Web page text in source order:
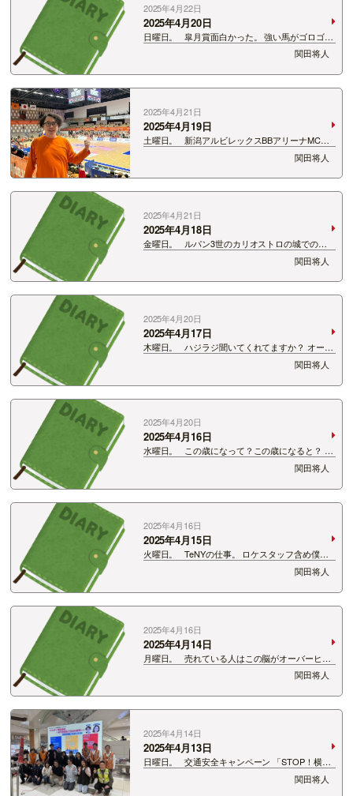
2025年4月22日
2025年4月20日
日曜日。 皐月賞面白かった。 強い馬がゴロゴロ
いる世代に感じた。 近年でいうとイクイノックス
世代のような。 こんなにワクワクしたのに馬券
を外しました。 冷めるわー。
関田将人
2025年4月21日
2025年4月19日
土曜日。 新潟アルビレックスBBアリーナMCと
しての最終戦でした。 ５シーズン目が終了。 B
３リーグ。 やはり勝つのは簡単ではない。 勝利
することの難しさ、そして勝利することで得る喜
びは格別だ…
関田将人
2025年4月21日
2025年4月18日
金曜日。 ルパン3世のカリオストロの城でのカ
ーチェイスシーンでもお馴染み。 FIATのチンク
エチェント（表記間違ってたらすみません）アニ
メのモデルになったものを初めて見ました。 こ
れ関係者の皆…
関田将人
2025年4月20日
2025年4月17日
木曜日。 ハジラジ聞いてくれてますか？ オープ
ニングにワンマントークをしてから楽曲に入るシ
ステムなんですけど、 今回初めて関田が担当しま
した。 すんごい緊張感が漂うオープニングトー
クをしてしま…
関田将人
2025年4月20日
2025年4月16日
水曜日。 この歳になって？この歳になると？ 過
去一で美味いものに出会うことがあります。 富
山で出会いました。 出逢っちゃいました。
関田将人
2025年4月16日
2025年4月15日
火曜日。 TeNYの仕事。 ロケスタッフ含め僕が1
番年上。 もしかしたら僕の言うことを無理して笑
うかもしれない。 僕が静かにしていたら、 怒っ
ているのかな？なんて気を使われるかもしれな
い。 知…
関田将人
2025年4月16日
2025年4月14日
月曜日。 売れている人はこの脳がオーバーヒー
トしそうな日々を過ごしているのか。 すごすぎ
る。 13時30分から19時30分まで喋りまくってい
たら脳がとんでもないことになりました。 これ
を続けな…
関田将人
2025年4月14日
2025年4月13日
日曜日。 交通安全キャンペーン 「STOP！横断
歩道～歩行者優先で安全な新潟〜」 ステッカーキ
ャンペーンに行ってきました！ たくさんの方の
関田将人